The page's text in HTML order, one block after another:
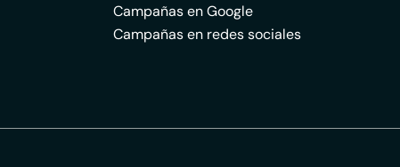
Campañas en Google
Campañas en redes sociales